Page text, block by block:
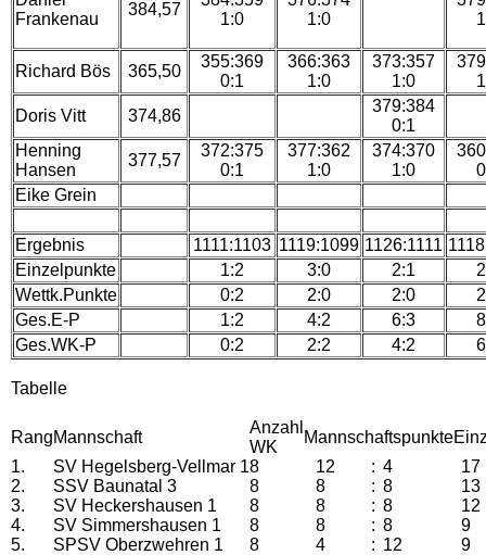
Frankenau
384,57
1:0
1:0
Richard Bös 365,50
355:369
0:1
366:363
1:0
373:357
1:0
Doris Vitt
374,86
379:384
0:1
Henning
Hansen
377,57
372:375
0:1
377:362
1:0
374:370
1:0
Eike Grein
Ergebnis 1111:1103 1119:1099 1126:1111
Einzelpunkte
1:2 3:0 2:1
Wettk.Punkte
0:2 2:0 2:0
Ges.E-P
1:2 4:2 6:3
Ges.WK-P
0:2 2:2 4:2
Tabelle
RangMannschaft
Anzahl
WK
Mannschaftspunkte
1.
SV Hegelsberg-Vellmar 18 12 : 4
17
2.
SSV Baunatal 3 8 8 : 8
13
3.
SV Heckershausen 1 8 8 : 8
12
4.
SV Simmershausen 1 8 8 : 8
9
5.
SPSV Oberzwehren 1 8 4 : 12 9